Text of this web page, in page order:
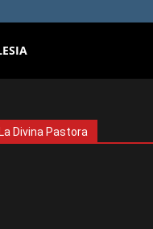
La Divina Pastora